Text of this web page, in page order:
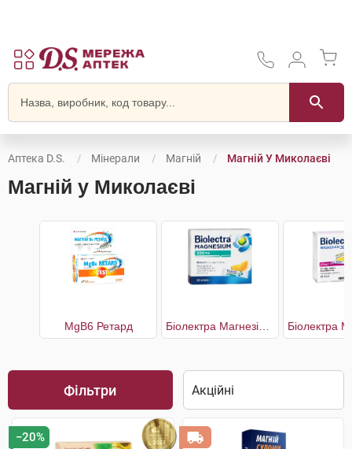
Аптека D.S. Мінерали Магній Магній У Миколаєві
Магній у Миколаєві
MgB6 Ретард
Фільтри
−20%